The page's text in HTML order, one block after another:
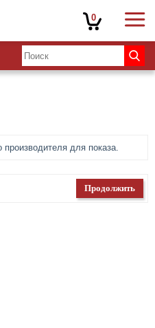
производителя для показа.
Продолжить
0